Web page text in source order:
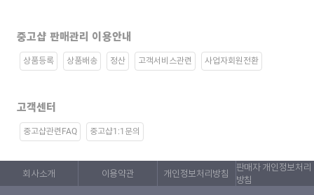
중고샵 판매관리 이용안내
상품등록 상품배송 정산 고객서비스관련 사업자회원전환
고객센터
중고샵관련FAQ 중고샵1:1문의
회사소개 이용약관 개인정보처리방침
판매자 개인정보처리
방침